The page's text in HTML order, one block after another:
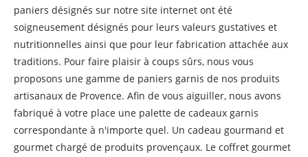
paniers désignés sur notre site internet ont été
soigneusement désignés pour leurs valeurs gustatives et
nutritionnelles ainsi que pour leur fabrication attachée aux
traditions. Pour faire plaisir à coups sûrs, nous vous
proposons une gamme de paniers garnis de nos produits
artisanaux de Provence. Afin de vous aiguiller, nous avons
fabriqué à votre place une palette de cadeaux garnis
correspondante à n'importe quel. Un cadeau gourmand et
gourmet chargé de produits provençaux. Le coffret gourmet